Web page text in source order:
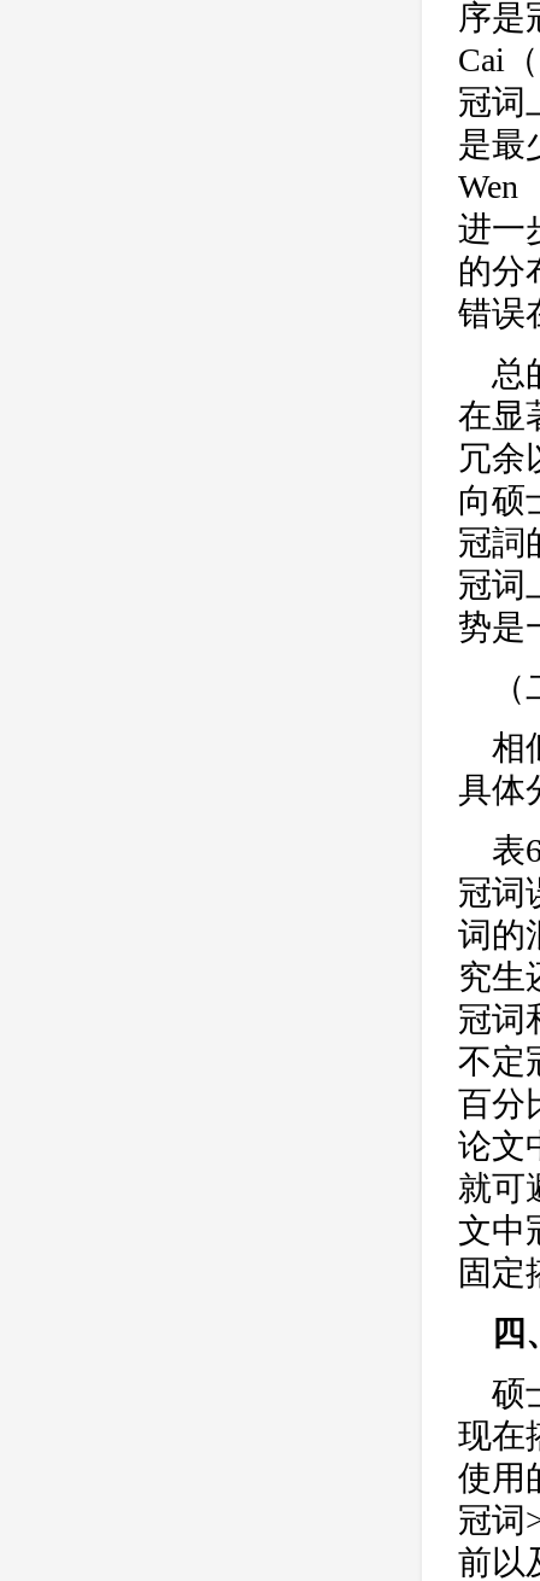
序是
Cai
冠词
是最
Wen
进一
的分
错误
总
在显
冗余
向硕
冠詞
冠词
势是
相
具体
表
冠词
词的
究生
冠词
不定
百分
论文
就可
文中
固定
硕
现在
使用
冠词
前以